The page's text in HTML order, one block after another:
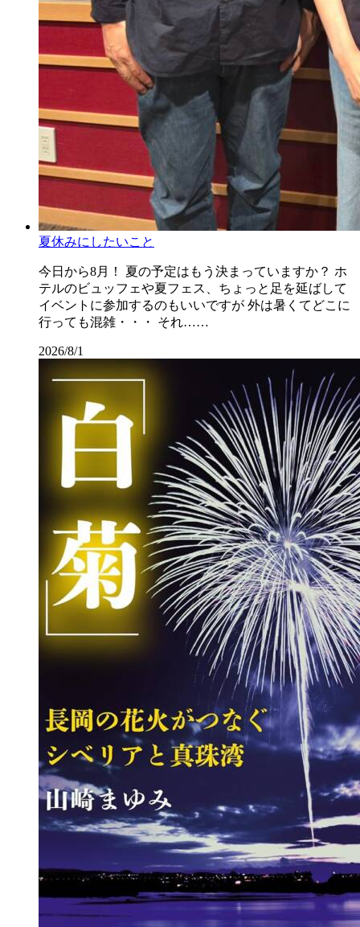
夏休みにしたいこと
今日から8月！ 夏の予定はもう決まっていますか？ ホ
テルのビュッフェや夏フェス、ちょっと足を延ばして
イベントに参加するのもいいですが 外は暑くてどこに
行っても混雑・・・ それ……
2026/8/1